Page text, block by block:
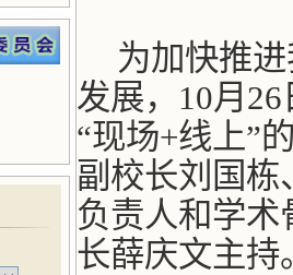
为加快推
发展， 10月 26
“现场+线上”
副校长刘国
负责人和学术
长薛庆文主持